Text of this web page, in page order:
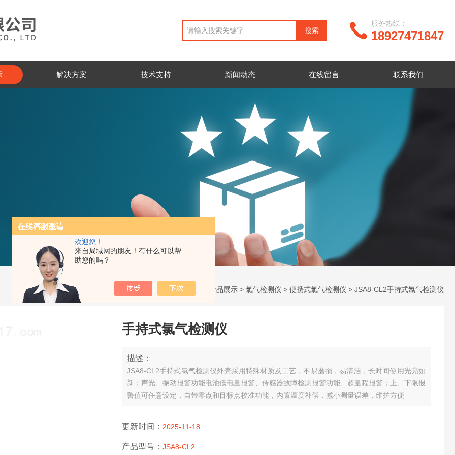
欢迎您！
来自局域网的朋友！有什么可以帮
助您的吗？
18927471847
服务热线：
解决方案 技术支持 新闻动态 在线留言 联系我们
当前位置： 产品展示 > 氯气检测仪 > 便携式氯气检测仪 > JSA8-CL2手持式氯气检测仪
手持式氯气检测仪
描述：
JSA8-CL2手持式氯气检测仪外壳采用特殊材质及工艺，不易磨损，易清洁，长时间使用光亮如
新；声光、振动报警功能电池低电量报警、传感器故障检测报警功能、超量程报警；上、下限报
警值可任意设定，自带零点和目标点校准功能，内置温度补偿，减小测量误差，维护方便
更新时间： 2025-11-18
产品型号： JSA8-CL2